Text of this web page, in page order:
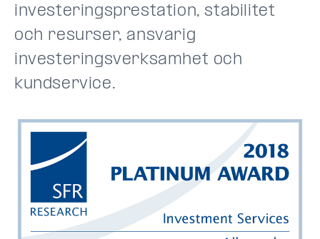
investeringsprestation, stabilitet
och resurser, ansvarig
investeringsverksamhet och
kundservice.